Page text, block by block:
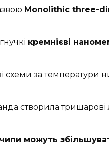
Monolithic three-
кремнієві
схеми за температури
створила тришарові
можуть